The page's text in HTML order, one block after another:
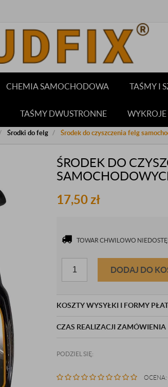
CHEMIA SAMOCHODOWA TAŚMY I
TAŚMY DWUSTRONNE WYKROJE
Środki do felg Środek do czyszczenia felg
ŚRODEK DO
17,50zł
TOWAR CHWILOWO
DODAJ DO
KOSZTY WYSYŁKI I FORMY
CZAS REALIZACJI ZAMÓWIENIA
PODZIEL SIĘ:
OCENA: